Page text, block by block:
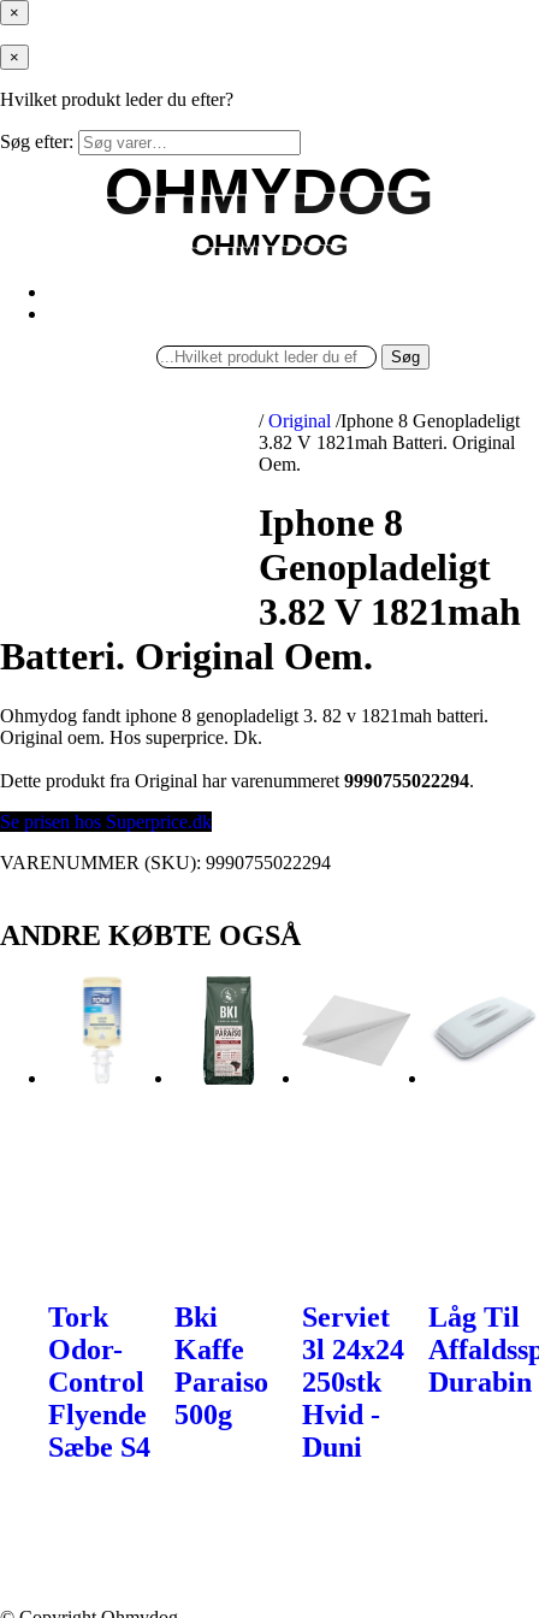
×
×
Hvilket produkt leder du efter?
Søg efter:
OHMYDOG
OHMYDOG
OHMYDOG
OHMYDOG
Søg
/ Original /Iphone 8 Genopladeligt
3.82 V 1821mah Batteri. Original
Oem.
Iphone 8
Genopladeligt
3.82 V 1821mah
Batteri. Original Oem.
Ohmydog fandt iphone 8 genopladeligt 3. 82 v 1821mah batteri.
Original oem. Hos superprice. Dk.
Dette produkt fra Original har varenummeret 9990755022294.
Se prisen hos Superprice.dk
VARENUMMER (SKU): 9990755022294
ANDRE KØBTE OGSÅ
Tork
Odor-
Control
Flyende
Sæbe S4
Bki
Kaffe
Paraiso
500g
Serviet
3l 24x24
250stk
Hvid -
Duni
Låg Til
Durabin